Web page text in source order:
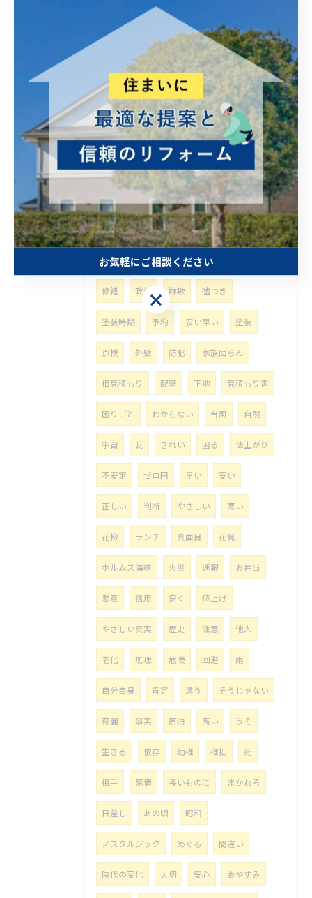
高齢者 やさしい
カバー工法 補助金 突然
壊れる 積乱雲 積雲
富士山噴火 比較 相続 移転登記
司法書士 家族 想い出 航空機事故
太陽光パネル リサイクル問題 侵攻
太陽光 再生可能エネルギー 困った
トイレ 台風対策 災害 豪雨
安全運転 株価 外壁塗装
修繕 政治 詐欺 噓つき
塗装時期 予約 安い早い 塗装
点検 外壁 防犯 家族団らん
相見積もり 配管 下地 見積もり書
困りごと わからない 台風 自然
宇宙 瓦 きれい 困る 値上がり
不安定 ゼロ円 早い 安い
正しい 判断 やさしい 寒い
花粉 ランチ 真面目 花見
ホルムズ海峡 火災 速報 お弁当
悪意 信用 安く 値上げ
やさしい真実 歴史 注意 他人
老化 無理 危険 回避 雨
自分自身 肯定 違う そうじゃない
奇麗 事実 原油 高い うそ
生きる 依存 幼稚 稚拙 死
相手 感情 長いものに まかれろ
日差し あの頃 昭和
ノスタルジック めぐる 間違い
時代の変化 大切 安心 おやすみ
お気軽にご相談ください
お気軽にご相談ください